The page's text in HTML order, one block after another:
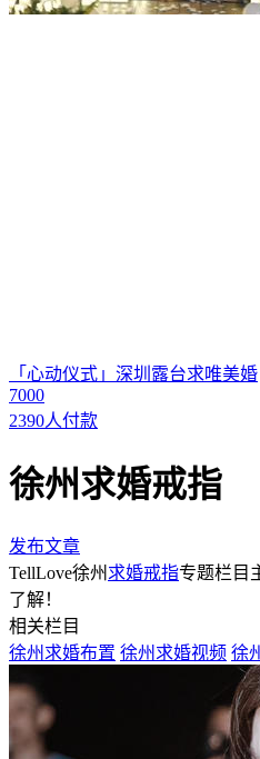
「心动仪式」深圳露台求唯美婚
7000
2390人付款
徐州求婚戒指
发布文章
TellLove徐州 求婚戒指专题栏目
了解！
相关栏目
徐州求婚布置 徐州求婚视频 徐